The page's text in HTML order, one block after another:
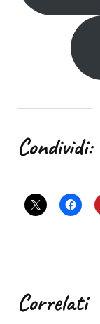
Condividi:
Correlati